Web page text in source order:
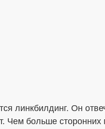
линкбилдинг. Он
Чем больше